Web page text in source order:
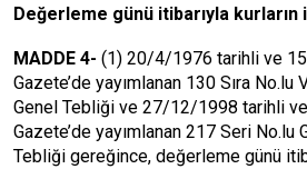
Değerleme günü itibarıyla
MADDE 4- (1) 20/4/1976 tarihli ve
Gazete’de yayımlanan 130 Sıra No.lu
Genel Tebliği ve 27/12/1998 tarihli
Gazete’de yayımlanan 217 Seri No.lu
Tebliği gereğince, değerleme günü